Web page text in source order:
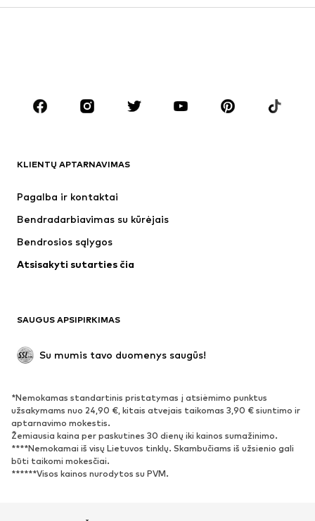
DRABUŽIAI
Striukės
Apatiniai
Kostiumai ir švarkai
Paltai
Maudymosi drabužiai
Proginiai
BATAI
Naujienos
Batai ir auliniai batai
Atviri batai
Išskirtiniai
SPORTAS
Sportiniai drabužiai
KLIENTŲ APTARNAVIMAS
Pagalba ir kontaktai
Bendradarbiavimas su kūrėjais
Bendrosios sąlygos
Atsisakyti sutarties čia
SAUGUS APSIPIRKIMAS
Su mumis tavo duomenys saugūs!
*Nemokamas standartinis pristatymas į atsiėmimo punktus
užsakymams nuo 24,90 €, kitais atvejais taikomas 3,90 € siuntimo ir
aptarnavimo mokestis.
Žemiausia kaina per paskutines 30 dienų iki kainos sumažinimo.
****Nemokamai iš visų Lietuvos tinklų. Skambučiams iš užsienio gali
būti taikomi mokesčiai.
******Visos kainos nurodytos su PVM.